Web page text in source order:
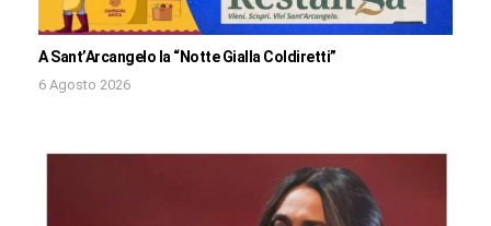
A Sant’Arcangelo la “Notte Gialla Coldiretti”
6 Agosto 2026